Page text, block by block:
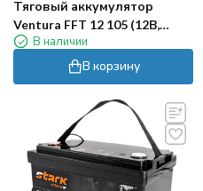
Тяговый аккумулятор
Ventura FFT 12 105 (12В,
105Ач, WET)
В наличии
В корзину